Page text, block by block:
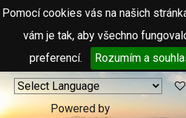
Pomocí cookies vás na našich
vám je tak, aby všechno
preferencí.
Rozumím a
Powered by